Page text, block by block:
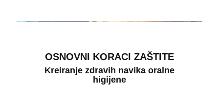
OSNOVNI KORACI ZAŠTITE
Kreiranje zdravih navika oralne
higijene